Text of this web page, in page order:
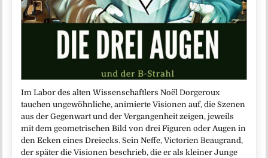
Im Labor des alten Wissenschaftlers Noël Dorgeroux
tauchen ungewöhnliche, animierte Visionen auf, die Szenen
aus der Gegenwart und der Vergangenheit zeigen, jeweils
mit dem geometrischen Bild von drei Figuren oder Augen in
den Ecken eines Dreiecks. Sein Neffe, Victorien Beaugrand,
der später die Visionen beschrieb, die er als kleiner Junge